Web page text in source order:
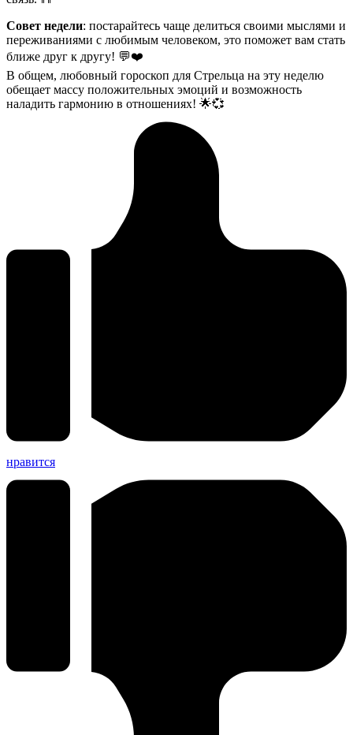
Совет недели: постарайтесь чаще делиться своими мыслями и
переживаниями с любимым человеком, это поможет вам стать
ближе друг к другу! 💬❤️
В общем, любовный гороскоп для Стрельца на эту неделю
обещает массу положительных эмоций и возможность
наладить гармонию в отношениях! 🌟💞
нравится